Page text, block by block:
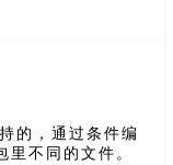
的，通过条件编
不同的文件。